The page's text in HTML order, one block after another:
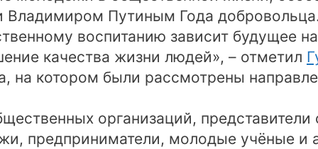
Владимиром Путиным Года
воспитанию зависит будущее
качества жизни людей», – отметил
на котором были рассмотрены
организаций, представители
предприниматели, молодые учёные и